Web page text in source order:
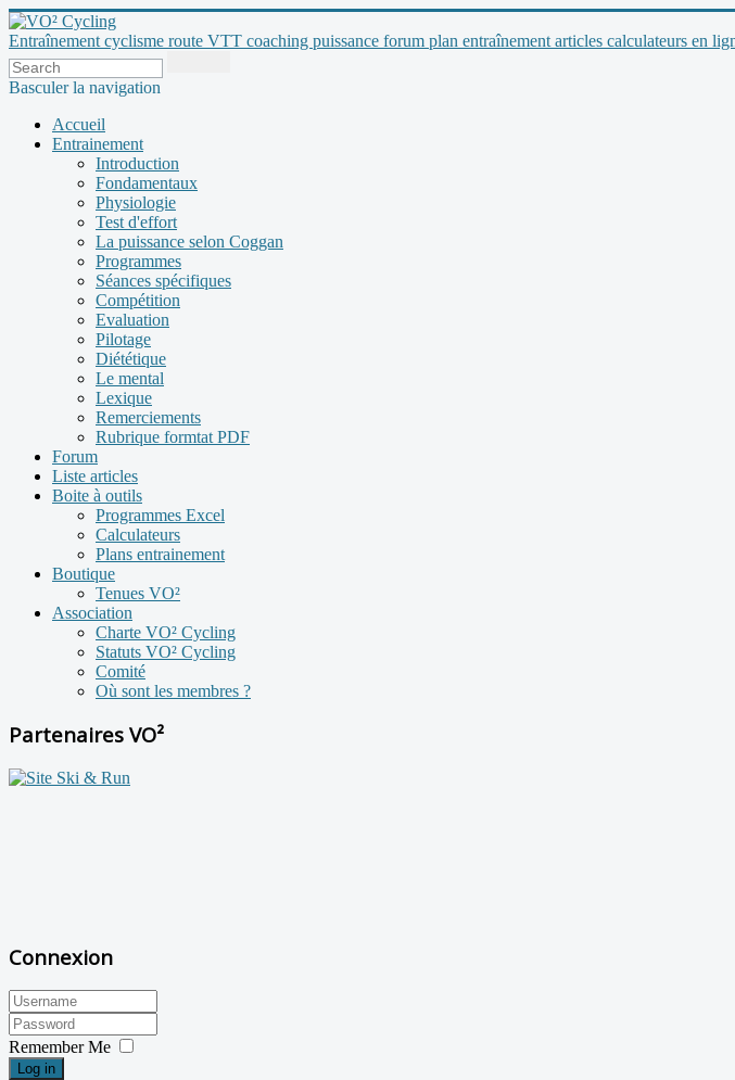
Entraînement cyclisme route VTT coaching puissance forum plan entraînement articles calculateurs en
Basculer la navigation
Accueil
Entrainement
Introduction
Fondamentaux
Physiologie
Test d'effort
La puissance selon Coggan
Programmes
Séances spécifiques
Compétition
Evaluation
Pilotage
Diététique
Le mental
Lexique
Remerciements
Rubrique formtat PDF
Forum
Liste articles
Boite à outils
Programmes Excel
Calculateurs
Plans entrainement
Boutique
Tenues VO²
Association
Charte VO² Cycling
Statuts VO² Cycling
Comité
Où sont les membres ?
Partenaires VO²
Connexion
Remember Me
Log in